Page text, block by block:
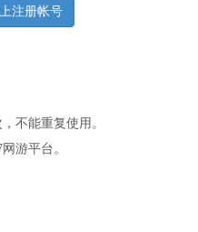
注册帐号
不能重复使用。
游平台。